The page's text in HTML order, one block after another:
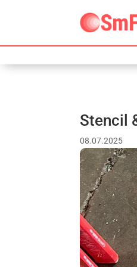
Stencil
08.07.2025